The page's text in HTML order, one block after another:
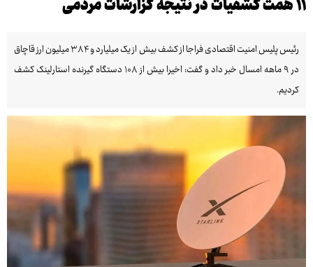
۱۱ همت کشفیات در نتیجه گزارشات مردمی
رئیس پلیس امنیت اقتصادی فراجا از کشف بیش از یک میلیارد و ۳۸۴ میلیون ارز قاچاق
در ۹ ماهه امسال خبر داد و گفت: اخیرا بیش از ۱۰۸ دستگاه گیرنده استارلینک کشف
کردیم.